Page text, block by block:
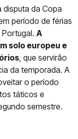
disputa da Copa
período de férias
A
solo europeu e
, que servirão
da temporada. A
o período
táticos e
semestre.